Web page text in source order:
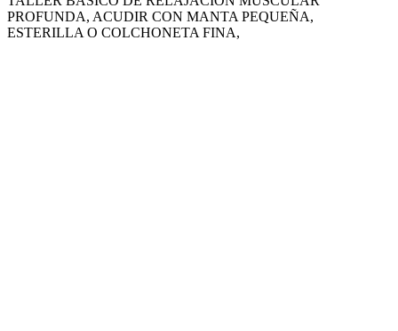
PROFUNDA, ACUDIR CON MANTA PEQUEÑA,
ESTERILLA O COLCHONETA FINA,